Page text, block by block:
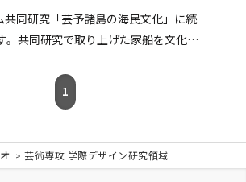
共同研究「芸予諸島の海民文化」に続
。共同研究で取り上げた家船を文化資
その実装提案です。
1
芸術専攻 学際デザイン研究領域